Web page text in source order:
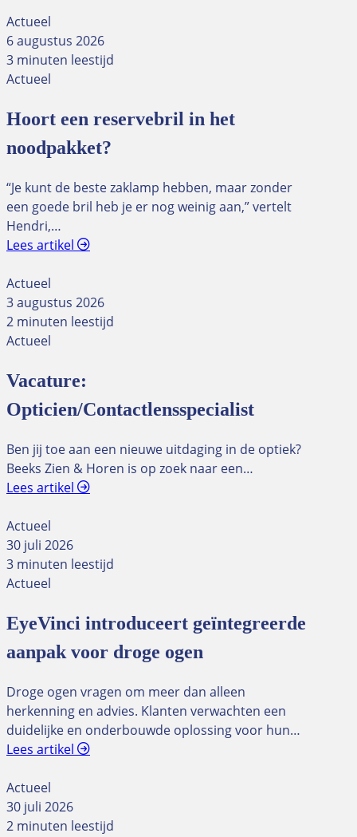
Actueel
6 augustus 2026
3 minuten leestijd
Actueel
Hoort een reservebril in het
noodpakket?
“Je kunt de beste zaklamp hebben, maar zonder
een goede bril heb je er nog weinig aan,” vertelt
Hendri,…
Lees artikel
Actueel
3 augustus 2026
2 minuten leestijd
Actueel
Vacature:
Opticien/Contactlensspecialist
Ben jij toe aan een nieuwe uitdaging in de optiek?
Beeks Zien & Horen is op zoek naar een…
Lees artikel
Actueel
30 juli 2026
3 minuten leestijd
Actueel
EyeVinci introduceert geïntegreerde
aanpak voor droge ogen
Droge ogen vragen om meer dan alleen
herkenning en advies. Klanten verwachten een
duidelijke en onderbouwde oplossing voor hun…
Lees artikel
Actueel
30 juli 2026
2 minuten leestijd